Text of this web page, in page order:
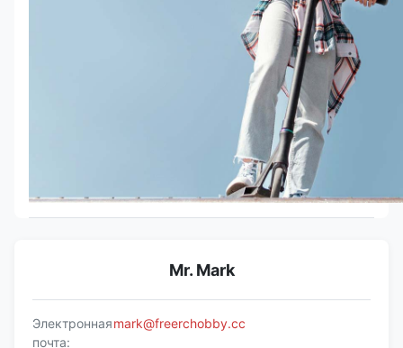
Mr. Mark
Электронная
почта:
mark@freerchobby.cc